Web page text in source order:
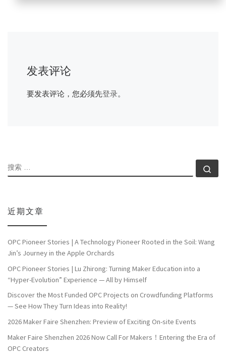
发表评论
要发表评论，您必须先登录。
搜索
近期文章
OPC Pioneer Stories | A Technology Pioneer Rooted in the Soil: Wang
Jin’s Journey in the Apple Orchards
OPC Pioneer Stories | Lu Zhirong: Turning Maker Education into a
“Hyper-Evolution” Experience — All by Himself
Discover the Most Funded OPC Projects on Crowdfunding Platforms
— See How They Turn Ideas into Reality!
2026 Maker Faire Shenzhen: Preview of Exciting On-site Events
Maker Faire Shenzhen 2026 Now Call For Makers！Entering the Era of
OPC Creators